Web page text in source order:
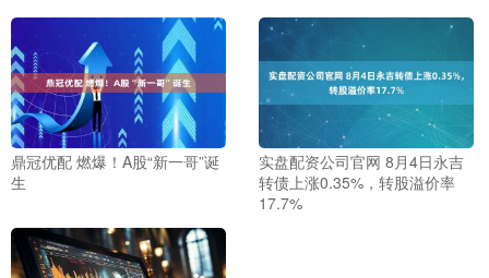
鼎冠优配 燃爆！A股“新一哥”诞
生
实盘配资公司官网 8月4日永吉
转债上涨0.35%，转股溢价率
17.7%